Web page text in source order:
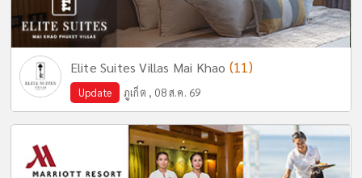
Elite Suites Villas Mai Khao (11)
Update ภูเก็ต , 08 ส.ค. 69